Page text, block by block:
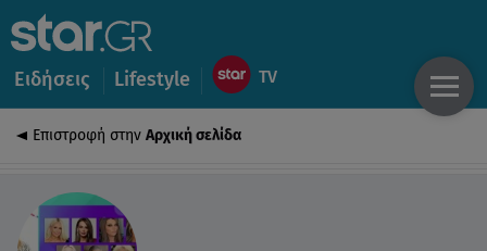
Ειδήσεις Lifestyle
Επιστροφή στην Αρχική σελίδα